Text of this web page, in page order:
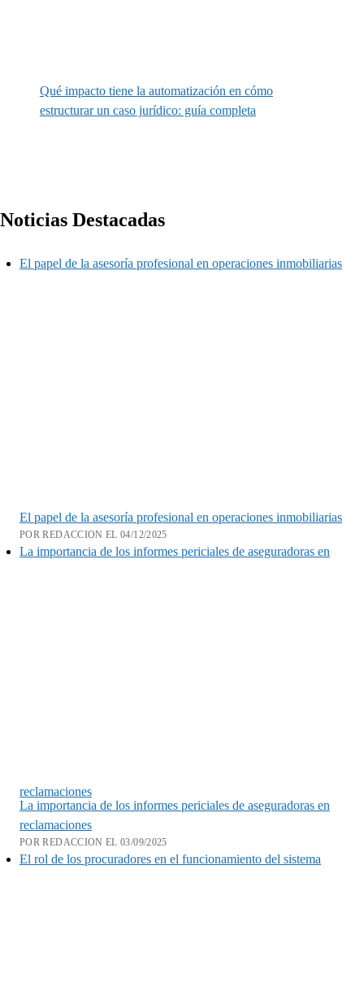
Noticias Destacadas
El papel de la asesoría profesional en operaciones inmobiliarias
El papel de la asesoría profesional en operaciones inmobiliarias
POR REDACCION EL 04/12/2025
La importancia de los informes periciales de aseguradoras en
reclamaciones
La importancia de los informes periciales de aseguradoras en
reclamaciones
POR REDACCION EL 03/09/2025
El rol de los procuradores en el funcionamiento del sistema
Qué impacto tiene la automatización en cómo
estructurar un caso jurídico: guía completa